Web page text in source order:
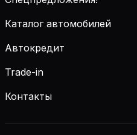
Каталог автомобилей
Автокредит
Trade-in
Контакты